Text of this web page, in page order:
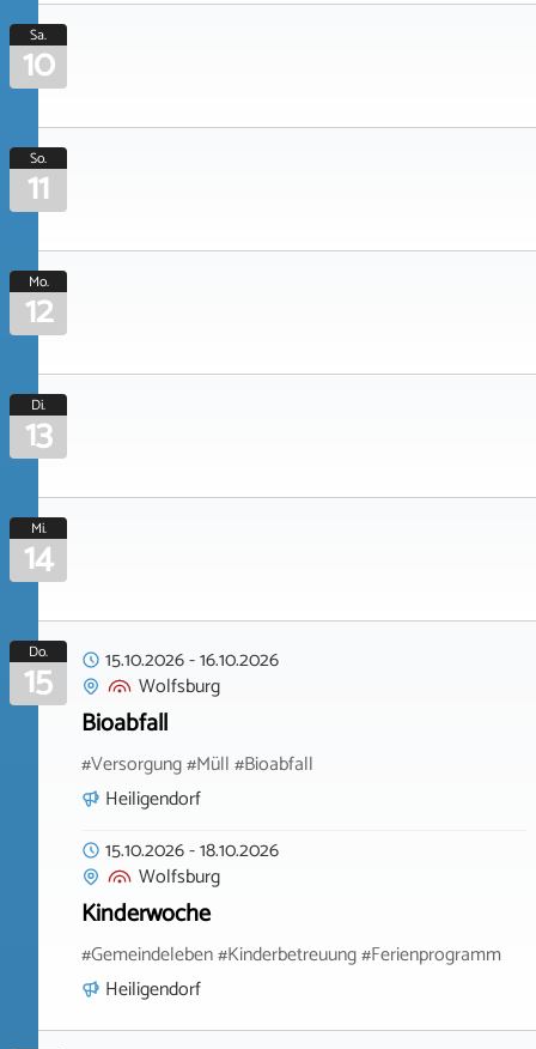
Sa.
10
So.
11
Mo.
12
Di.
13
Mi.
14
Do.
15 15.10.2026-16.10.2026
Wolfsburg
Bioabfall
#Versorgung #Müll #Bioabfall
Heiligendorf
15.10.2026-18.10.2026
Wolfsburg
Kinderwoche
#Gemeindeleben #Kinderbetreuung #Ferienprogramm
Heiligendorf